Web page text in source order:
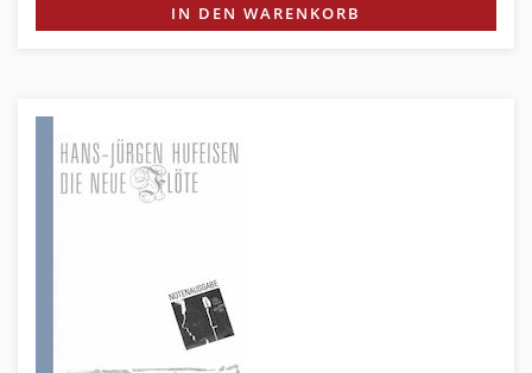
IN DEN WARENKORB